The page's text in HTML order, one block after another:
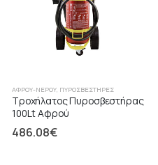
ΑΦΡΟΎ-ΝΕΡΟΎ, ΠΥΡΟΣΒΕΣΤΉΡΕΣ
Τροχήλατος Πυροσβεστήρας
100Lt Αφρού
486.08€